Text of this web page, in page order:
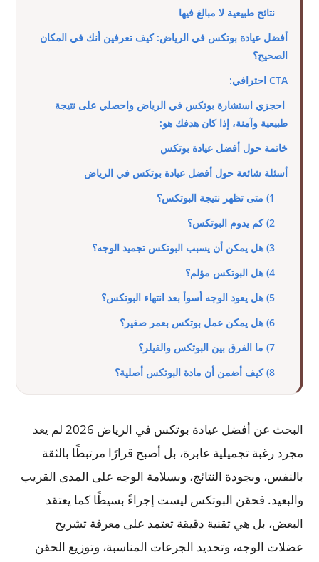
نتائج طبيعية لا مبالغ فيها
أفضل عيادة بوتكس في الرياض: كيف تعرفين أنك في المكان
الصحيح؟
CTA احترافي:
احجزي استشارة بوتكس في الرياض واحصلي على نتيجة
طبيعية وآمنة، إذا كان هدفك هو:
خاتمة حول أفضل عيادة بوتكس
أسئلة شائعة حول أفضل عيادة بوتكس في الرياض
1) متى تظهر نتيجة البوتكس؟
2) كم يدوم البوتكس؟
3) هل يمكن أن يسبب البوتكس تجميد الوجه؟
4) هل البوتكس مؤلم؟
5) هل يعود الوجه أسوأ بعد انتهاء البوتكس؟
6) هل يمكن عمل بوتكس بعمر صغير؟
7) ما الفرق بين البوتكس والفيلر؟
8) كيف أضمن أن مادة البوتكس أصلية؟
البحث عن أفضل عيادة بوتكس في الرياض 2026 لم يعد
مجرد رغبة تجميلية عابرة، بل أصبح قرارًا مرتبطًا بالثقة
بالنفس، وبجودة النتائج، وبسلامة الوجه على المدى القريب
والبعيد. فحقن البوتكس ليست إجراءً بسيطًا كما يعتقد
البعض، بل هي تقنية دقيقة تعتمد على معرفة تشريح
عضلات الوجه، وتحديد الجرعات المناسبة، وتوزيع الحقن